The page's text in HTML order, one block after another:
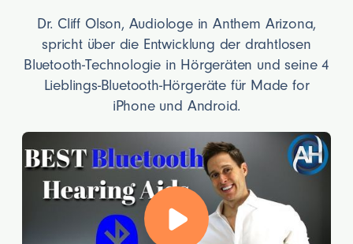
Dr. Cliff Olson, Audiologe in Anthem Arizona,
spricht über die Entwicklung der drahtlosen
Bluetooth-Technologie in Hörgeräten und seine 4
Lieblings-Bluetooth-Hörgeräte für Made for
iPhone und Android.